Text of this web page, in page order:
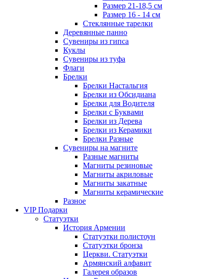
Размер 21-18,5 см
Размер 16 - 14 см
Стеклянные тарелки
Деревянные панно
Сувениры из гипса
Куклы
Сувениры из туфа
Флаги
Брелки
Брелки Настальгия
Брелки из Обсидиана
Брелки для Водителя
Брелки с Буквами
Брелки из Дерева
Брелки из Керамики
Брелки Разные
Сувениры на магните
Разные магниты
Магниты резиновые
Магниты акриловые
Магниты закатные
Магниты керамические
Разное
VIP Подарки
Статуэтки
История Армении
Статуэтки полистоун
Статуэтки бронза
Церкви. Статуэтки
Армянский алфавит
Галерея образов